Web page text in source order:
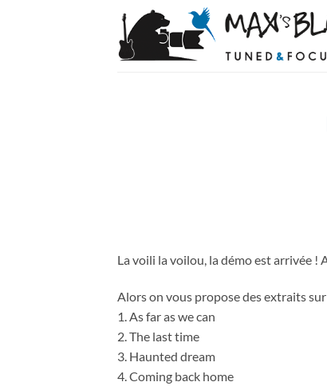
La voili la voilou, la démo est arrivée !
Alors on vous propose des extraits
1. As far as we can
2. The last time
3. Haunted dream
4. Coming back home